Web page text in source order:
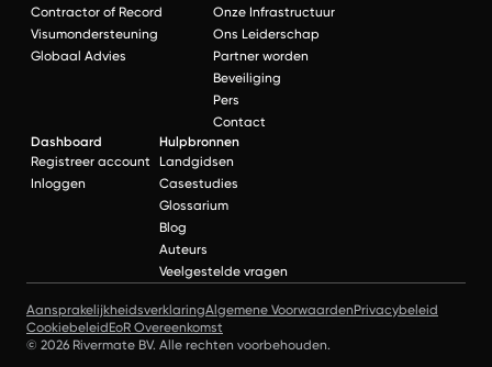
Contractor of Record
Visumondersteuning
Globaal Advies
Onze Infrastructuur
Ons Leiderschap
Partner worden
Beveiliging
Pers
Contact
Dashboard
Registreer account
Inloggen
Hulpbronnen
Landgidsen
Casestudies
Glossarium
Blog
Auteurs
Veelgestelde vragen
AansprakelijkheidsverklaringAlgemene VoorwaardenPrivacybeleid
CookiebeleidEoR Overeenkomst
© 2026 Rivermate BV. Alle rechten voorbehouden.